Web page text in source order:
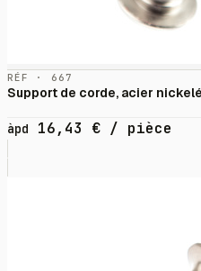
RÉF · 667
Support de corde, acier
àpd 16,43 € / pièce